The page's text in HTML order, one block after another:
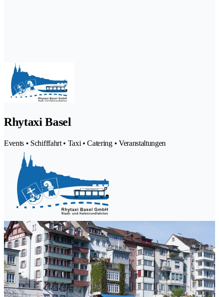
Rhytaxi Basel
Events • Schifffahrt • Taxi • Catering • Veranstaltungen